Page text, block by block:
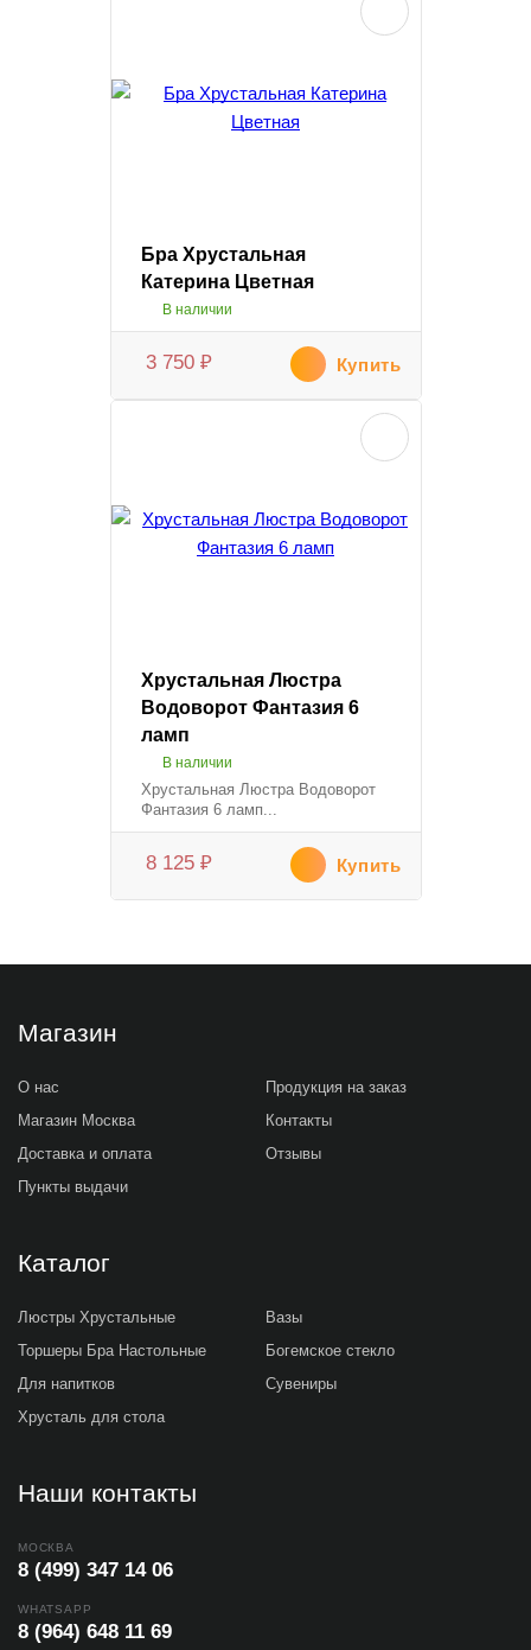
Бра Хрустальная
Катерина Цветная
В наличии
3 750 ₽ Купить
Хрустальная Люстра
Водоворот Фантазия 6
ламп
В наличии
Хрустальная Люстра Водоворот
Фантазия 6 ламп...
8 125 ₽ Купить
Магазин
О нас
Магазин Москва
Доставка и оплата
Пункты выдачи
Продукция на заказ
Контакты
Отзывы
Каталог
Люстры Хрустальные
Торшеры Бра Настольные
Для напитков
Хрусталь для стола
Вазы
Богемское стекло
Сувениры
Наши контакты
МОСКВА
8 (499) 347 14 06
WHATSAPP
8 (964) 648 11 69